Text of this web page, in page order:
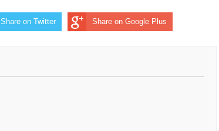
Share on Twitter Share on Google Plus